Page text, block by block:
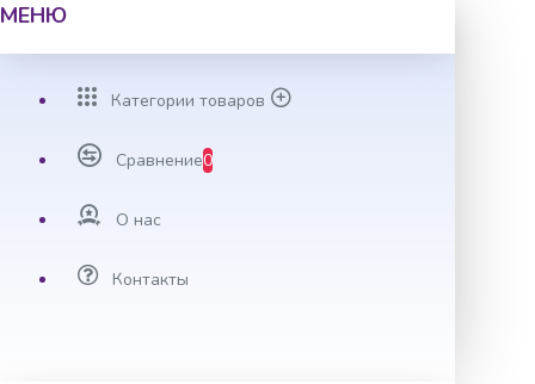
МЕНЮ
Категории товаров
Сравнение0
О нас
Контакты